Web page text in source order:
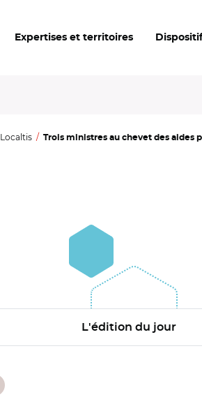
Expertises et territoires
Localtis Trois ministres au chevet des aides
L'édition du jour